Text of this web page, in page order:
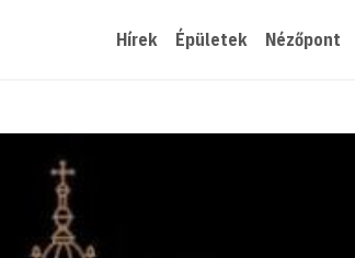
Hírek Épületek Nézőpont